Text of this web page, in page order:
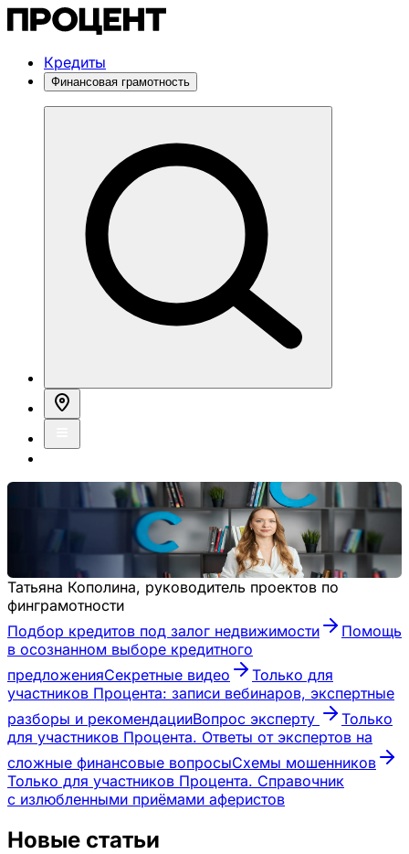
Кредиты
Финансовая грамотность
Про финансы
Для вдумчивых и ответственных людей
Татьяна Кополина, руководитель проектов по
финграмотности
Подбор кредитов под залог недвижимости
Помощь
в осознанном выборе кредитного
предложенияСекретные видео
Только для
участников Процента: записи вебинаров, экспертные
разборы и рекомендацииВопрос эксперту
Только
для участников Процента. Ответы от экспертов на
сложные финансовые вопросыСхемы мошенников
Только для участников Процента. Справочник
с излюбленными приёмами аферистов
Новые статьи